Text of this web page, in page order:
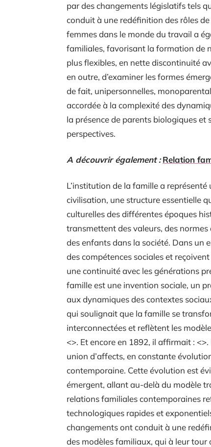
par des changements législatifs tels
conduit à une redéfinition des rôles
femmes dans le monde du travail a
familiales, favorisant la formation de
plus flexibles, en nette discontinuité
en outre, d’examiner les formes
de fait, unipersonnelles,
accordée à la complexité des
la présence de parents biologiques et
perspectives.
A découvrir également : Relation
L’institution de la famille a
civilisation, une structure essentielle
culturelles des différentes époques
transmettent des valeurs, des
des enfants dans la société. Dans un
des compétences sociales et
une continuité avec les générations
famille est une invention sociale, un
aux dynamiques des contextes
qui soulignait que la famille se
interconnectées et reflètent les
<>. Et encore en 1892, il affirmait :
union d’affects, en constante
contemporaine. Cette évolution est
émergent, allant au-delà du modèle
relations familiales contemporaines
technologiques rapides et
changements ont conduit à une
des modèles familiaux, qui à leur tour